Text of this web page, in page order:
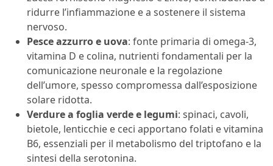
ridurre l’infiammazione e a sostenere il sistema
nervoso.
Pesce azzurro e uova: fonte primaria di omega-3,
vitamina D e colina, nutrienti fondamentali per la
comunicazione neuronale e la regolazione
dell’umore, spesso compromessa dall’esposizione
solare ridotta.
Verdure a foglia verde e legumi: spinaci, cavoli,
bietole, lenticchie e ceci apportano folati e vitamina
B6, essenziali per il metabolismo del triptofano e la
sintesi della serotonina.